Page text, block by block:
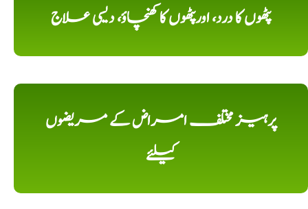
پٹھوں کا درد، اورپٹھوں کا کھنچاؤ، دیسی علاج
پرہیز مختلف امراض کے مریضوں
کیلئے